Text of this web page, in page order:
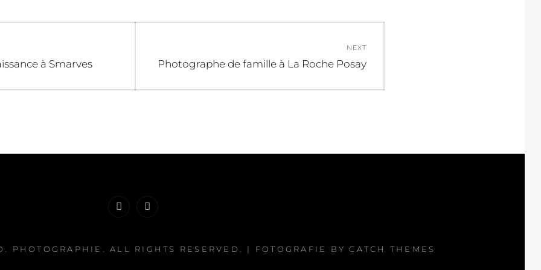
à Smarves
NEXT
Next
Photographe de famille à La Roche Posay
PHOTOGRAPHIE . ALL RIGHTS RESERVED. | FOTOGRAFIE BYCATCH THEMES